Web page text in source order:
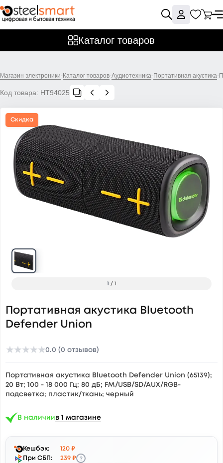
Каталог товаров
Магазин электроники-Каталог товаров-Аудиотехника-Портативная акустика-
Код товара: НТ94025
Скидка
1 / 1
Портативная акустика Bluetooth
Defender Union
★★★★★0.0 (0 отзывов)
Портативная акустика Bluetooth Defender Union (65139);
20 Вт; 100 - 18 000 Гц; 80 дБ; FM/USB/SD/AUX/RGB-
подсветка; пластик/ткань; черный
В наличиив 1 магазине
Кешбэк:
120 ₽
При СБП:
239 ₽ ?